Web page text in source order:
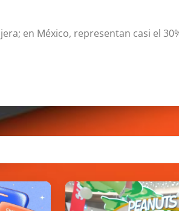
en México, representan casi el